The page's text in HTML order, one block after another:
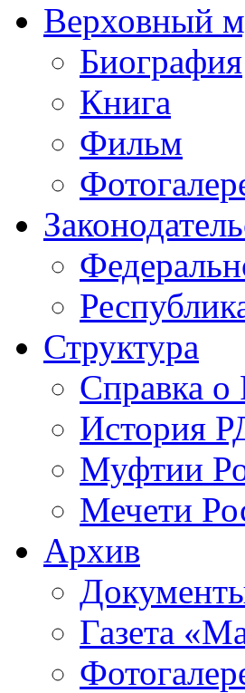
Верховный
Биография
Книга
Фильм
Структура
Справка
История
Муфтии
Мечети
Архив
Газета